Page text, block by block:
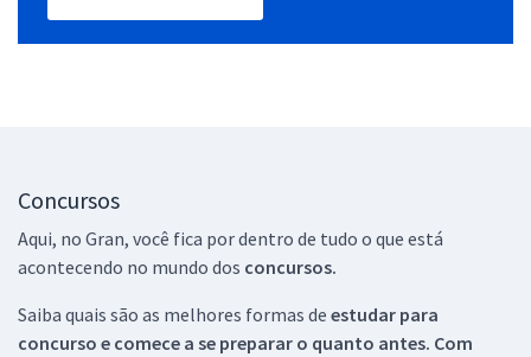
Concursos
Aqui, no Gran, você fica por dentro de tudo o que está
acontecendo no mundo dos concursos.
Saiba quais são as melhores formas de estudar para
concurso e comece a se preparar o quanto antes. Com